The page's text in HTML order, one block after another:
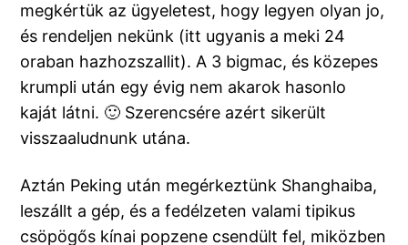
megkértük az ügyeletest, hogy legyen olyan jo,
és rendeljen nekünk (itt ugyanis a meki 24
oraban hazhozszallit). A 3 bigmac, és közepes
krumpli után egy évig nem akarok hasonlo
kaját látni. 🙂 Szerencsére azért sikerült
visszaaludnunk utána.
Aztán Peking után megérkeztünk Shanghaiba,
leszállt a gép, és a fedélzeten valami tipikus
csöpögős kínai popzene csendült fel, miközben